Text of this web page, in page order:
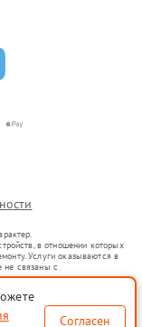
в отношении которых
Услуги оказываются в
не связаны с
оборот в соответствии
услуг или введения
услугах по
Согласен